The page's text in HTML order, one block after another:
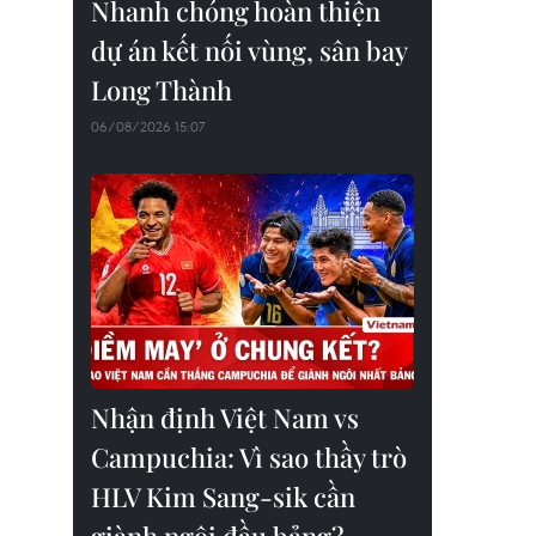
Nhanh chóng hoàn thiện
dự án kết nối vùng, sân bay
Long Thành
06/08/2026 15:07
Nhận định Việt Nam vs
Campuchia: Vì sao thầy trò
HLV Kim Sang-sik cần